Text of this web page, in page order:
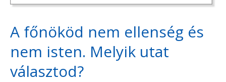
A főnököd nem ellenség és
nem isten. Melyik utat
választod?
Melyik
utat